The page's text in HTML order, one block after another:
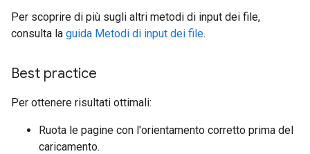
Per scoprire di più sugli altri metodi di input dei file,
consulta la guida Metodi di input dei file.
Best practice
Per ottenere risultati ottimali:
Ruota le pagine con l'orientamento corretto prima del
caricamento.